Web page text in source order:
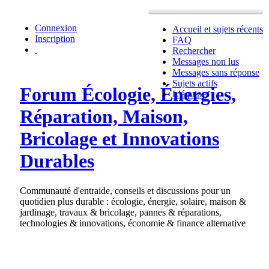
Accueil et sujets récents
FAQ
Rechercher
Messages non lus
Messages sans réponse
Sujets actifs
L’équipe
Connexion
Inscription
Forum Écologie, Énergies,
Réparation, Maison,
Bricolage et Innovations
Durables
Communauté d'entraide, conseils et discussions pour un
quotidien plus durable : écologie, énergie, solaire, maison &
jardinage, travaux & bricolage, pannes & réparations,
technologies & innovations, économie & finance alternative